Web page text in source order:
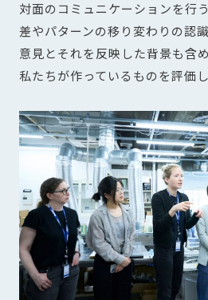
対面のコミュニケーションを行
差やパターンの移り変わりの認
意見とそれを反映した背景も含
私たちが作っているものを評価し